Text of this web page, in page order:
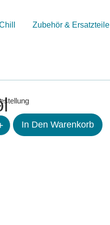
Zubehör & Ersatzteile
In Den Warenkorb